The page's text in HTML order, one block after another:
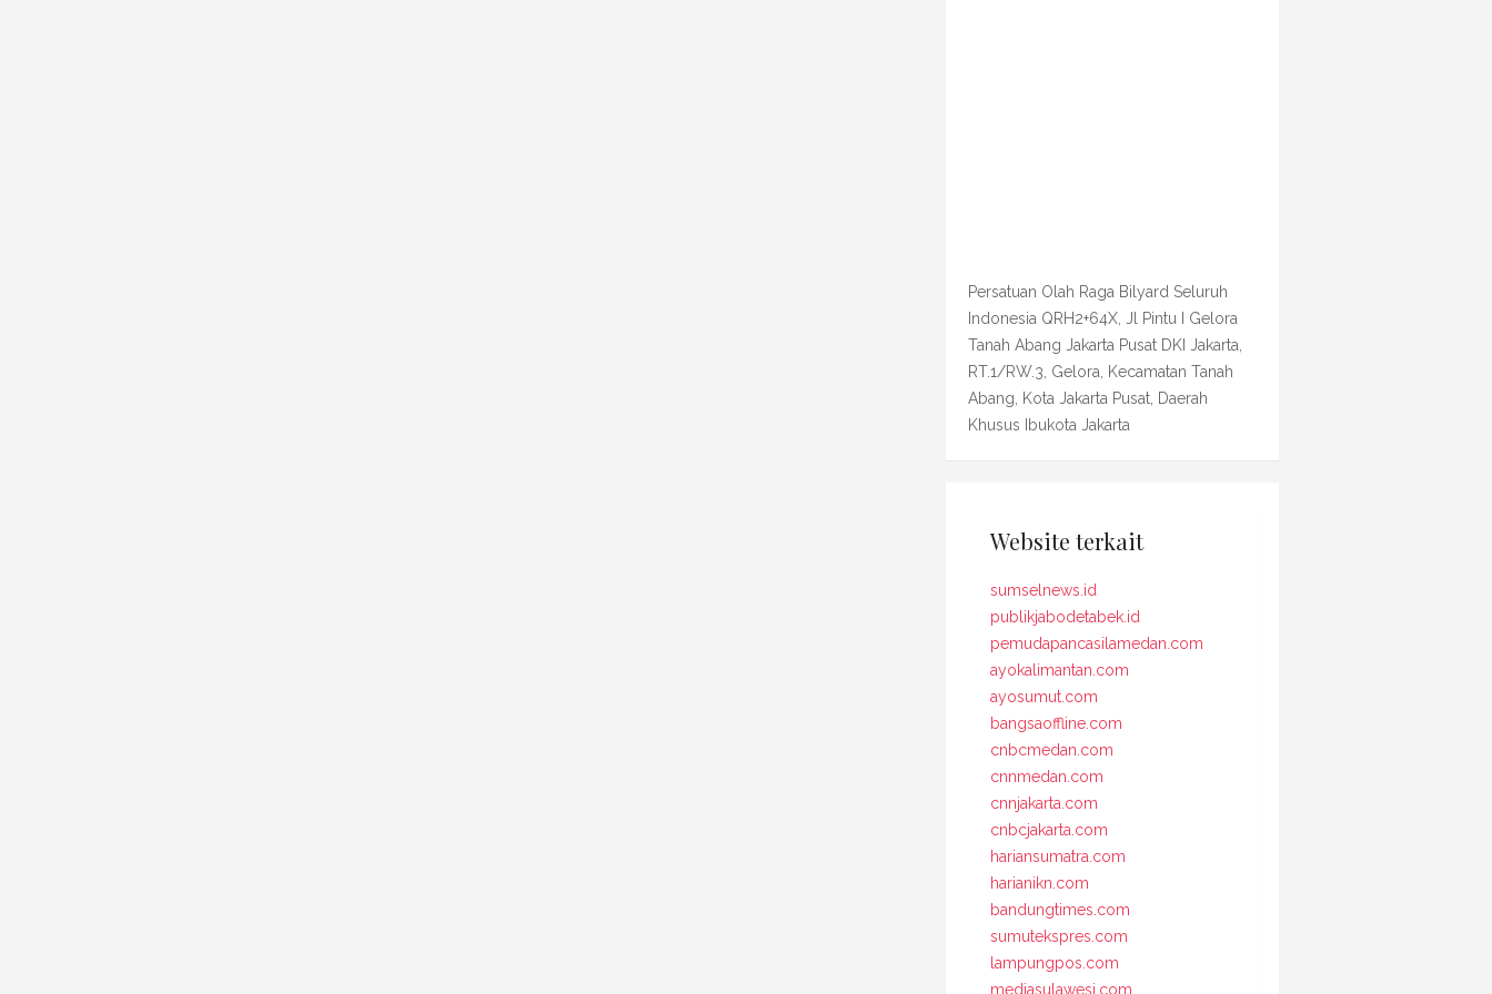
Persatuan Olah Raga Bilyard Seluruh
Indonesia QRH2+64X, Jl Pintu I Gelora
Tanah Abang Jakarta Pusat DKI Jakarta,
RT.1/RW.3, Gelora, Kecamatan Tanah
Abang, Kota Jakarta Pusat, Daerah
Khusus Ibukota Jakarta
Website terkait
sumselnews.id
publikjabodetabek.id
pemudapancasilamedan.com
ayokalimantan.com
ayosumut.com
bangsaoffline.com
cnbcmedan.com
cnnmedan.com
cnnjakarta.com
cnbcjakarta.com
hariansumatra.com
harianikn.com
bandungtimes.com
sumutekspres.com
lampungpos.com
mediasulawesi.com